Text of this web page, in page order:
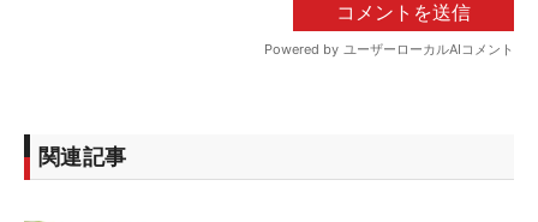
関連記事